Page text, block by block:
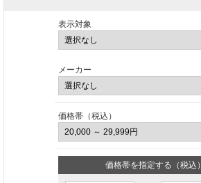
表示対象
メーカー
価格帯（税込）
価格帯を指定する（税込）